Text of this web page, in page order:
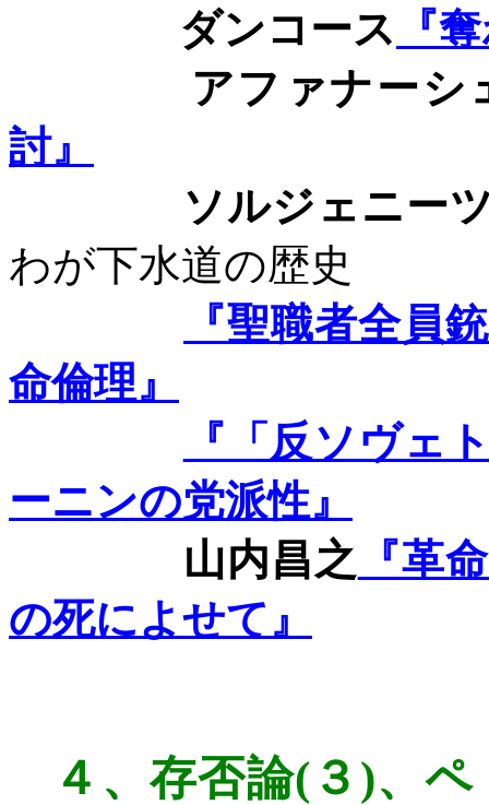
ダンコース 『
アファナーシ
討』
ソルジェニーツ
わが下水道の歴史
『聖職者全員
命倫理』
『「反ソヴェ
ーニンの党派性』
山内昌之 『革
の死によせて』
４、存否論( ３ )、